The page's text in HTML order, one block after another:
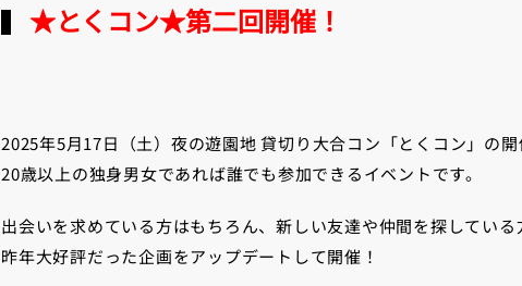
★とくコン★第二回開催！
2025年5月17日（土）夜の遊園地 貸切り大合コン「とくコン」の
20歳以上の独身男女であれば誰でも参加できるイベントです。
出会いを求めている方はもちろん、新しい友達や仲間を探してい
昨年大好評だった企画をアップデートして開催！